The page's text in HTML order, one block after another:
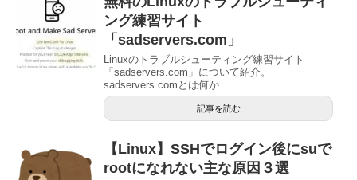
ング練習サイト
「sadservers.com」
Linuxのトラブルシューティング練習サイト
「sadservers.com」について紹介。
sadservers.comとは何か ...
記事を読む
【Linux】SSHでログイン後にsuで
rootになれない主な原因３選